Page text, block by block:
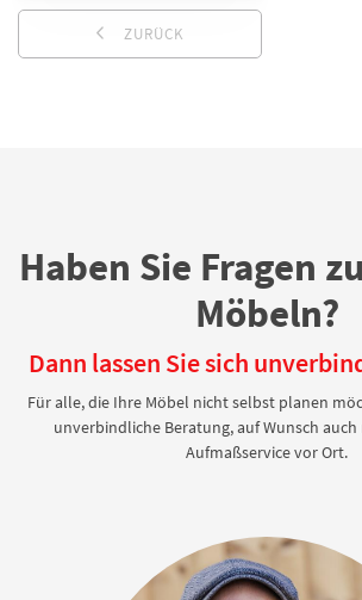
ZURÜCK
Haben Sie Fragen
Möbeln?
Dann lassen Sie sich
Für alle, die Ihre Möbel nicht selbst planen
unverbindliche Beratung, auf Wunsch
Aufmaßservice vor Ort.